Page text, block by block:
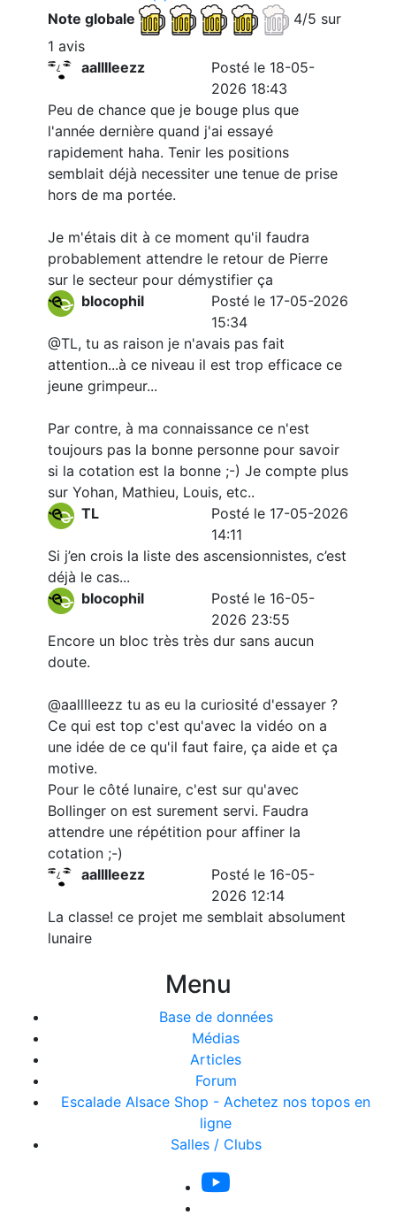
Note globale
4/5 sur
1 avis
aalllleezz
Posté le 18-05-
2026 18:43
Peu de chance que je bouge plus que
l'année dernière quand j'ai essayé
rapidement haha. Tenir les positions
semblait déjà necessiter une tenue de prise
hors de ma portée.
Je m'étais dit à ce moment qu'il faudra
probablement attendre le retour de Pierre
sur le secteur pour démystifier ça
blocophil
Posté le 17-05-2026
15:34
@TL, tu as raison je n'avais pas fait
attention...à ce niveau il est trop efficace ce
jeune grimpeur...
Par contre, à ma connaissance ce n'est
toujours pas la bonne personne pour savoir
si la cotation est la bonne ;-) Je compte plus
sur Yohan, Mathieu, Louis, etc..
TL
Posté le 17-05-2026
14:11
Si j’en crois la liste des ascensionnistes, c’est
déjà le cas...
blocophil
Posté le 16-05-
2026 23:55
Encore un bloc très très dur sans aucun
doute.
@aalllleezz tu as eu la curiosité d'essayer ?
Ce qui est top c'est qu'avec la vidéo on a
une idée de ce qu'il faut faire, ça aide et ça
motive.
Pour le côté lunaire, c'est sur qu'avec
Bollinger on est surement servi. Faudra
attendre une répétition pour affiner la
cotation ;-)
aalllleezz
Posté le 16-05-
2026 12:14
La classe! ce projet me semblait absolument
lunaire
Menu
Base de données
Médias
Articles
Forum
Escalade Alsace Shop - Achetez nos topos en
ligne
Salles / Clubs